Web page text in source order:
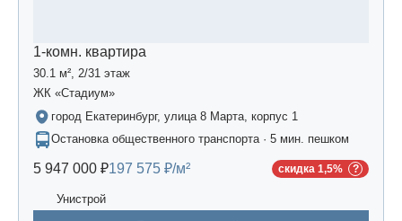
1-комн. квартира
30.1 м², 2/31 этаж
ЖК «Стадиум»
город Екатеринбург, улица 8 Марта, корпус 1
Остановка общественного транспорта · 5 мин. пешком
5 947 000 ₽197 575 ₽/м² скидка 1,5%
Унистрой